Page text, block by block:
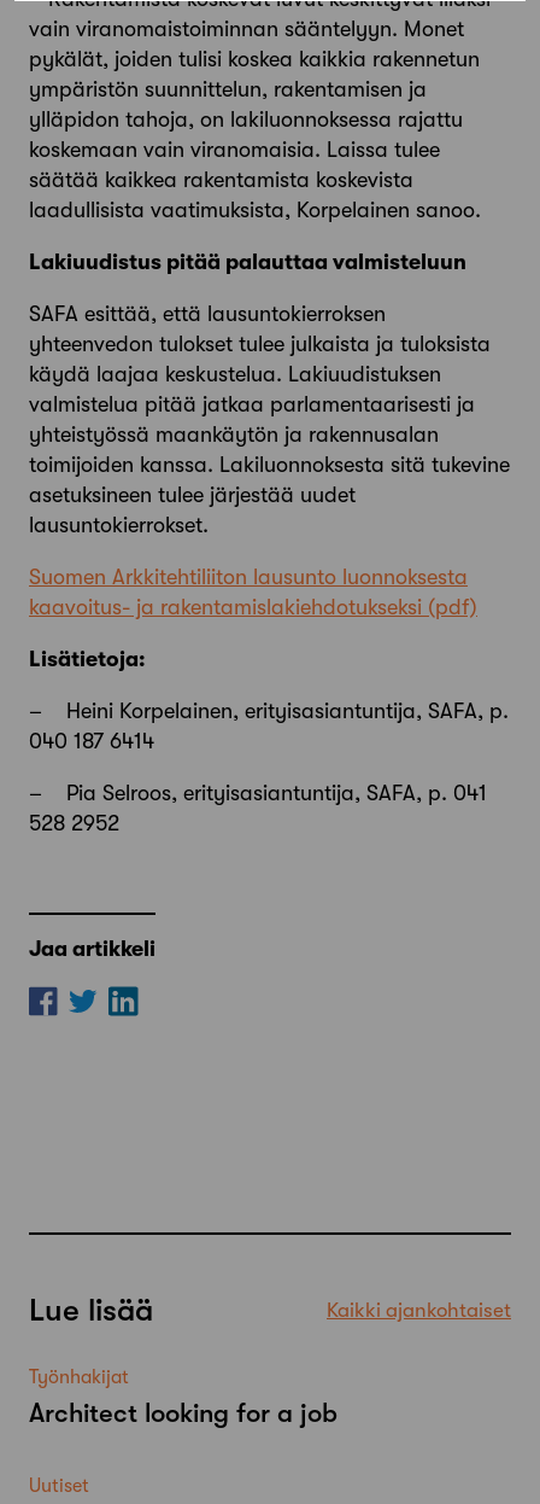
vain viranomaistoiminnan sääntelyyn. Monet
pykälät, joiden tulisi koskea kaikkia rakennetun
ympäristön suunnittelun, rakentamisen ja
ylläpidon tahoja, on lakiluonnoksessa rajattu
koskemaan vain viranomaisia. Laissa tulee
säätää kaikkea rakentamista koskevista
laadullisista vaatimuksista, Korpelainen sanoo.
Lakiuudistus pitää palauttaa valmisteluun
SAFA esittää, että lausuntokierroksen
yhteenvedon tulokset tulee julkaista ja tuloksista
käydä laajaa keskustelua. Lakiuudistuksen
valmistelua pitää jatkaa parlamentaarisesti ja
yhteistyössä maankäytön ja rakennusalan
toimijoiden kanssa. Lakiluonnoksesta sitä tukevine
asetuksineen tulee järjestää uudet
lausuntokierrokset.
Suomen Arkkitehtiliiton lausunto luonnoksesta
kaavoitus- ja rakentamislakiehdotukseksi
Lisätietoja:
–
Heini Korpelainen, erityisasiantuntija, SAFA, p.
040 187 6414
–
Pia Selroos, erityisasiantuntija, SAFA, p. 041
528 2952
Jaa artikkeli
Lue lisää Kaikki ajankohtaiset
Työnhakijat
Architect looking for a job
Uutiset